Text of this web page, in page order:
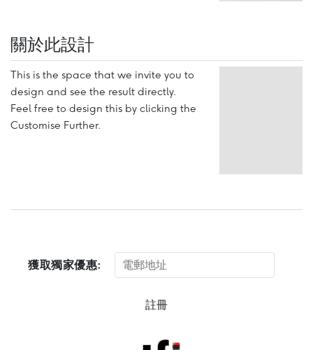
關於此設計
This is the space that we invite you to
design and see the result directly.
Feel free to design this by clicking the
Customise Further.
獲取獨家優惠:
註冊